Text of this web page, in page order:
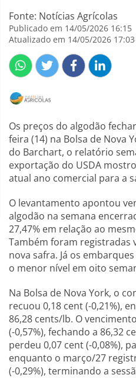
Fonte: Notícias Agrícolas
Publicado em 14/05/2026 16:15
Atualizado em 14/05/2026 17:03
Os preços do algodão
feira (14) na Bolsa de Nova
do Barchart, o relatório
exportação do USDA
atual ano comercial para a
O levantamento apontou
algodão na semana
27,47% em relação ao
Também foram registradas
nova safra. Já os
o menor nível em oito
Na Bolsa de Nova York, o
recuou 0,18 cent (-0,21%),
86,28 cents/lb. O
(-0,57%), fechando a 86,32
perdeu 0,07 cent (-0,08%),
enquanto o março/27
(-0,29%), terminando a